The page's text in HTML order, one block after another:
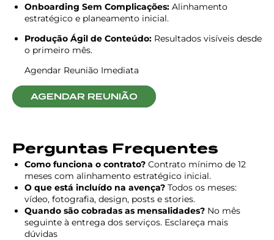
Onboarding Sem Complicações: Alinhamento
estratégico e planeamento inicial.
Produção Ágil de Conteúdo: Resultados visíveis desde
o primeiro mês.
Agendar Reunião Imediata
AGENDAR REUNIÃO
Perguntas Frequentes
Como funciona o contrato? Contrato mínimo de 12
meses com alinhamento estratégico inicial.
O que está incluído na avença? Todos os meses:
vídeo, fotografia, design, posts e stories.
Quando são cobradas as mensalidades? No mês
seguinte à entrega dos serviços. Esclareça mais
dúvidas